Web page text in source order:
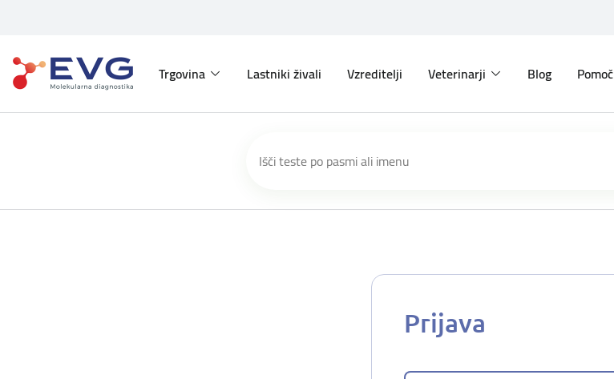
Trgovina Lastniki živali Vzreditelji Veterinarji Blog Pomoč
Prijava